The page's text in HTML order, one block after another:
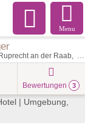
Menu
an der Raab
Bewertungen 3